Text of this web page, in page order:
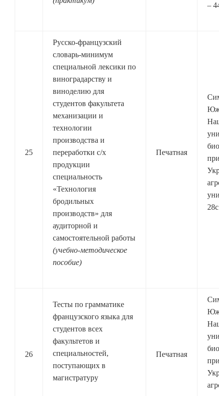
–
25
Русско-французский
словарь-минимум
специальной лексики по
виноградарству и
виноделию для
студентов факультета
механизации и
технологии
производства и
переработки с/х
продукции
специальность
«Технология
бродильных
производств» для
аудиторной и
самостоятельной работы
(учебно-методическое
пособие)
Печатная
26
Тесты по грамматике
французского языка для
студентов всех
факультетов и
специальностей,
поступающих в
магистратуру
Печатная